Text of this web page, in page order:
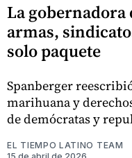
La
armas,
solo paquete
Spanberger
marihuana y
de demócratas y
EL TIEMPO LATINO TEAM